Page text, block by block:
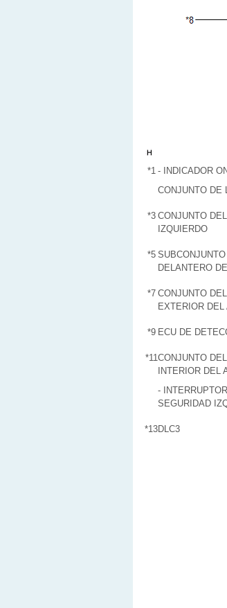
*1 - INDICADOR
CONJUNTO DE
*3 CONJUNTO
IZQUIERDO
*5
DELANTERO
*7 CONJUNTO
EXTERIOR
*9 ECU DE
*11CONJUNTO
INTERIOR DEL
-
SEGURIDAD
*13DLC3